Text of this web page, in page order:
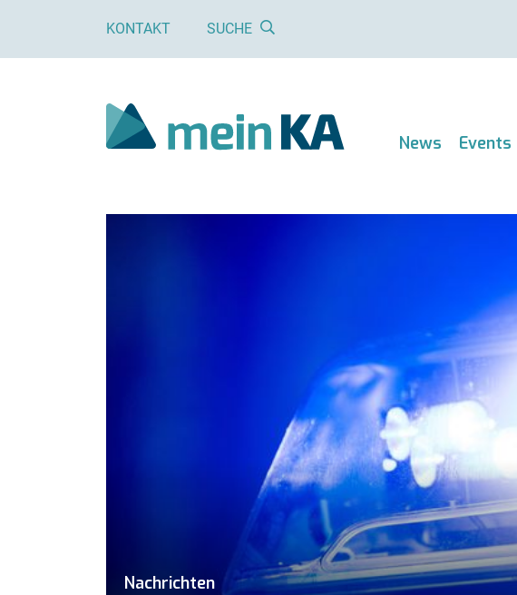
KONTAKT SUCHE
News Events
Nachrichten